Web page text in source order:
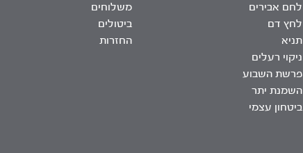
לחם אבירים
לחץ דם
תניא
ניקוי רעלים
פרשת השבוע
השמנת יתר
ביטחון עצמי
משלוחים
ביטולים
החזרות